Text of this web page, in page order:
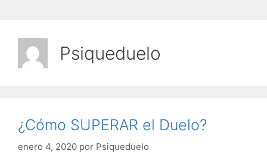
Psiqueduelo
¿Cómo SUPERAR el Duelo?
enero 4, 2020 por Psiqueduelo